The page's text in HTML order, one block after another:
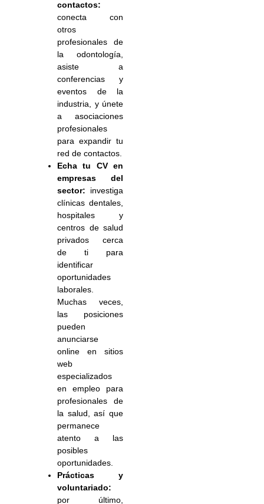
contactos:
conecta con
otros
profesionales de
la odontología,
asiste a
conferencias y
eventos de la
industria, y únete
a asociaciones
profesionales
para expandir tu
red de contactos.
Echa tu CV en
empresas del
sector: investiga
clínicas dentales,
hospitales y
centros de salud
privados cerca
de ti para
identificar
oportunidades
laborales.
Muchas veces,
las posiciones
pueden
anunciarse
online en sitios
web
especializados
en empleo para
profesionales de
la salud, así que
permanece
atento a las
posibles
oportunidades.
Prácticas y
voluntariado:
por último,